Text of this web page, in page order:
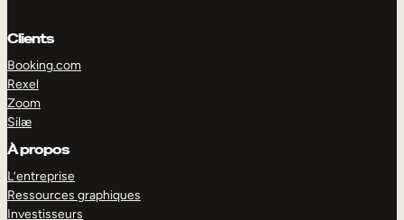
Clients
Booking.com
Rexel
Zoom
Silæ
À propos
L’entreprise
Ressources graphiques
Investisseurs